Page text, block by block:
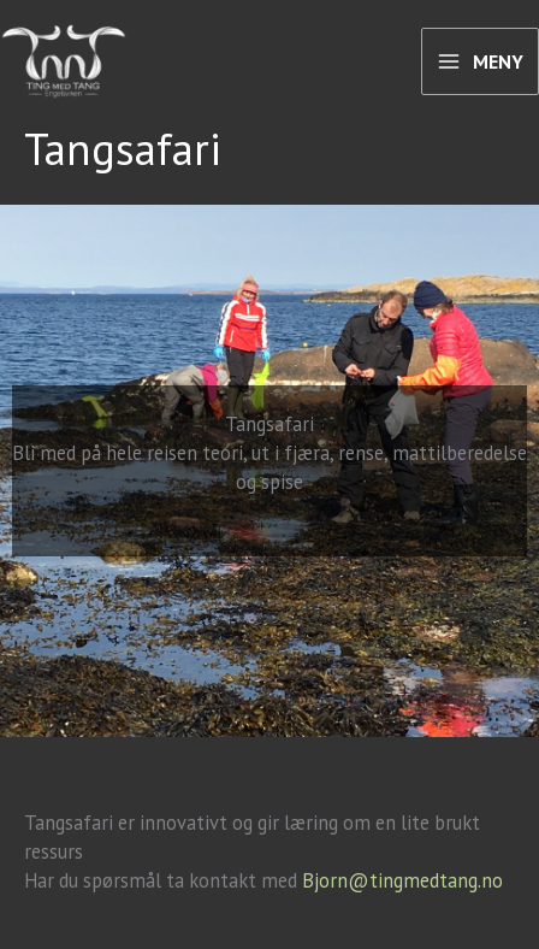
rett
innholdet
MENY
Tangsafari
Tangsafari
Bli med på hele reisen teori, ut i fjæra, rense, mattilberedelse
og spise
Tangsafari er innovativt og gir læring om en lite brukt
ressurs
Har du spørsmål ta kontakt med Bjorn@tingmedtang.no